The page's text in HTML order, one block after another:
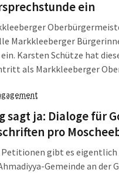
ein
Markkleeberger
Karsten Schütze hat
als Markkleeberger
sagt ja: Dialoge für
pro
Petitionen gibt es eigentlich
Gemeinde an der